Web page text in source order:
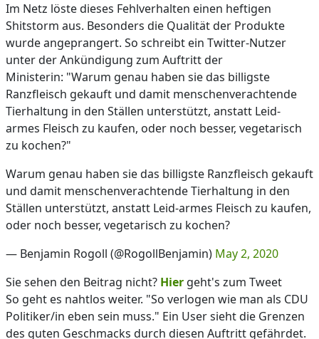
Im Netz löste dieses Fehlverhalten einen heftigen
Shitstorm aus. Besonders die Qualität der Produkte
wurde angeprangert. So schreibt ein Twitter-Nutzer
unter der Ankündigung zum Auftritt der
Ministerin: "Warum genau haben sie das billigste
Ranzfleisch gekauft und damit menschenverachtende
Tierhaltung in den Ställen unterstützt, anstatt Leid-
armes Fleisch zu kaufen, oder noch besser, vegetarisch
zu kochen?"
Warum genau haben sie das billigste Ranzfleisch gekauft
und damit menschenverachtende Tierhaltung in den
Ställen unterstützt, anstatt Leid-armes Fleisch zu kaufen,
oder noch besser, vegetarisch zu kochen?
— Benjamin Rogoll (@RogollBenjamin) May 2, 2020
Sie sehen den Beitrag nicht? Hier geht's zum Tweet
So geht es nahtlos weiter. "So verlogen wie man als CDU
Politiker/in eben sein muss." Ein User sieht die Grenzen
des guten Geschmacks durch diesen Auftritt gefährdet.